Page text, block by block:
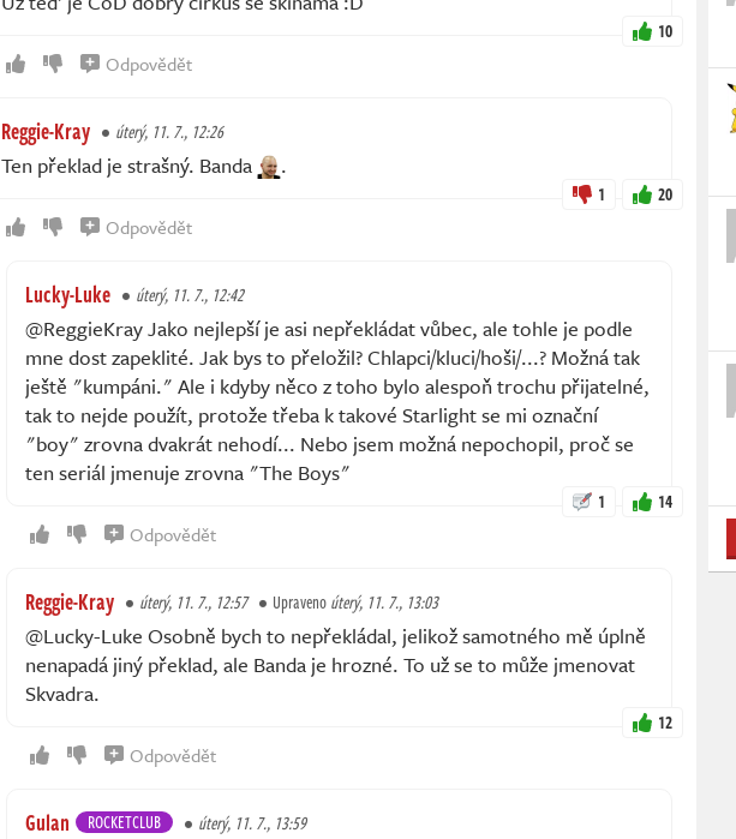
10
Odpovědět
Reggie-Kray úterý, 11. 7., 12:26
Ten překlad je strašný. Banda .
1 20
Odpovědět
Lucky-Luke úterý, 11. 7., 12:42
@ReggieKray Jako nejlepší je asi nepřekládat vůbec, ale tohle je podle
mne dost zapeklité. Jak bys to přeložil? Chlapci/kluci/hoši/...? Možná tak
ještě "kumpáni." Ale i kdyby něco z toho bylo alespoň trochu přijatelné,
tak to nejde použít, protože třeba k takové Starlight se mi označní
"boy" zrovna dvakrát nehodí... Nebo jsem možná nepochopil, proč se
ten seriál jmenuje zrovna "The Boys"
1 14
Odpovědět
Reggie-Kray úterý, 11. 7., 12:57 Upravenoúterý, 11. 7., 13:03
@Lucky-Luke Osobně bych to nepřekládal, jelikož samotného mě úplně
nenapadá jiný překlad, ale Banda je hrozné. To už se to může jmenovat
Skvadra.
12
Odpovědět
Gulan ROCKETCLUB úterý, 11. 7., 13:59